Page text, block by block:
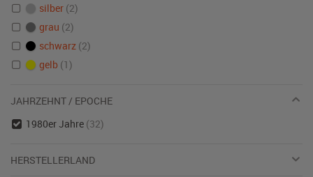
silber (2)
grau (2)
schwarz (2)
gelb (1)
JAHRZEHNT / EPOCHE
1980er Jahre (32)
HERSTELLERLAND